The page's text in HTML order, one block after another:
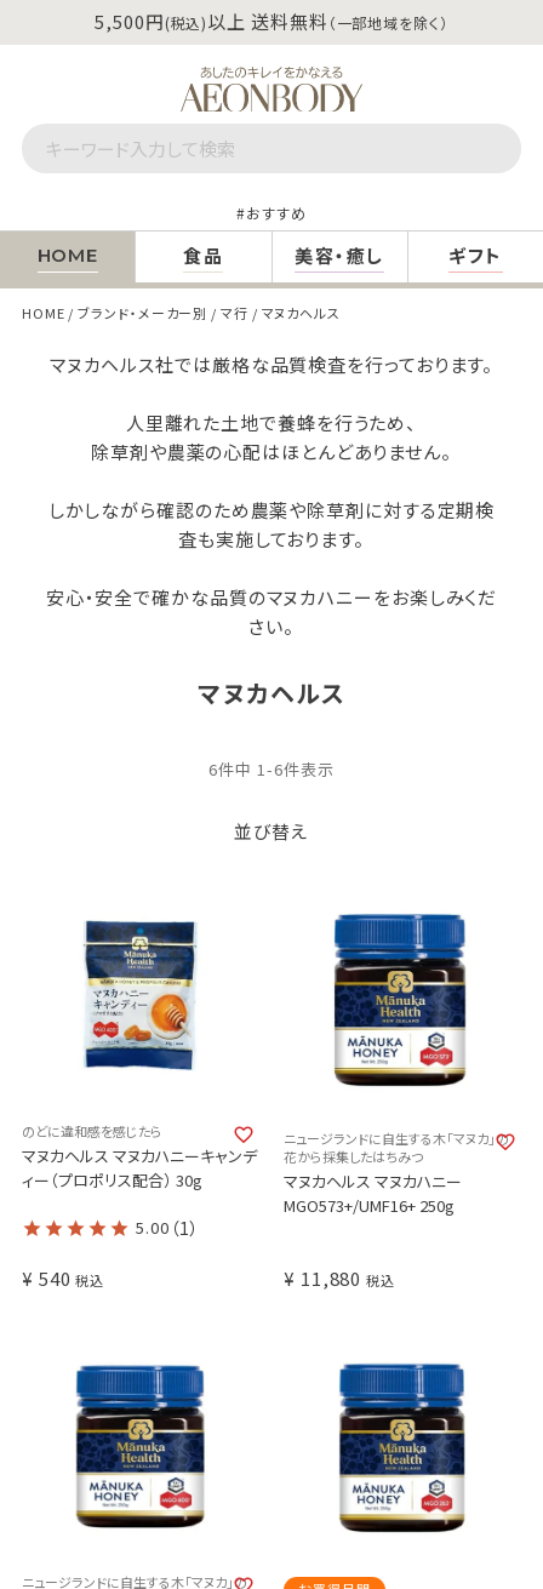
5,500円(税込)以上 送料無料 （一部地域を除く）
おすすめ
HOME 食品 美容・癒し ギフト
HOME ブランド・メーカー別 マ行 マヌカヘルス
マヌカヘルス社では厳格な品質検査を行っております。
人里離れた土地で養蜂を行うため、
除草剤や農薬の心配はほとんどありません。
しかしながら確認のため農薬や除草剤に対する定期検
査も実施しております。
安心・安全で確かな品質のマヌカハニーをお楽しみくだ
さい。
マヌカヘルス
並び替え
6件中 1 -6件表示
のどに違和感を感じたら
マヌカヘルス マヌカハニーキャンデ
ィー（プロポリス配合） 30g
5.00 （1）
¥ 540 税込
ニュージランドに自生する木「マヌカ」の
花から採集したはちみつ
マヌカヘルス マヌカハニー
MGO573+/UMF16+ 250g
¥ 11,880 税込
ニュージランドに自生する木「マヌカ」の